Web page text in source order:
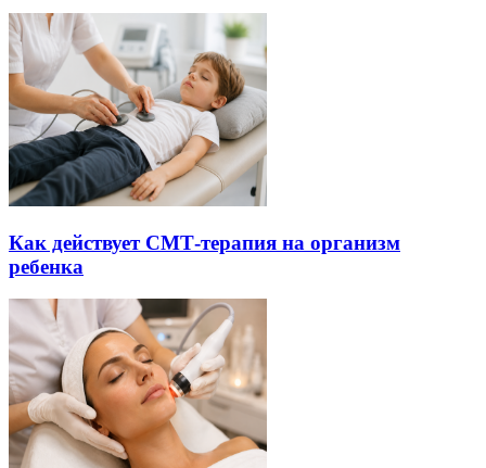
Как действует СМТ-терапия на организм
ребенка